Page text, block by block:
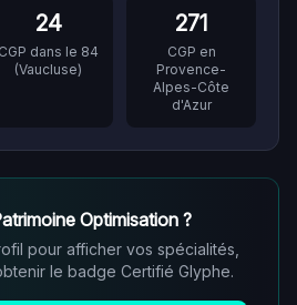
24
CGP dans le 84
(Vaucluse)
271
CGP en
Provence-
Alpes-Côte
d'Azur
Optimisation ?
pour afficher vos spécialités,
le badge Certifié Glyphe.